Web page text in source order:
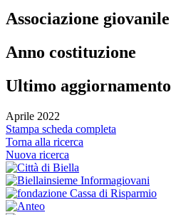
Associazione giovanile
Anno costituzione
Ultimo aggiornamento
Aprile 2022
Stampa scheda completa
Torna alla ricerca
Nuova ricerca